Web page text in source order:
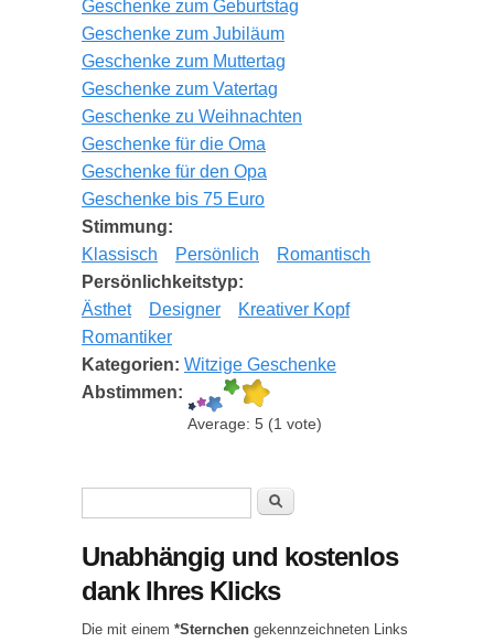
Geschenke zum Geburtstag
Geschenke zum Jubiläum
Geschenke zum Muttertag
Geschenke zum Vatertag
Geschenke zu Weihnachten
Geschenke für die Oma
Geschenke für den Opa
Geschenke bis 75 Euro
Stimmung:
Klassisch
Persönlich
Romantisch
Persönlichkeitstyp:
Ästhet
Designer
Kreativer Kopf
Romantiker
Kategorien: Witzige Geschenke
Abstimmen:
Average: 5 (1 vote)
Suche
Unabhängig und kostenlos
dank Ihres Klicks
Die mit einem *Sternchen gekennzeichneten Links